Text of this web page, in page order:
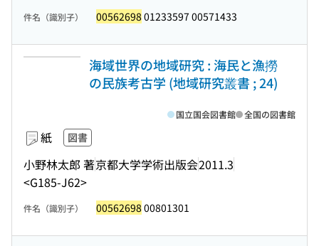
件名（識別子） 00562698 01233597 00571433
海域世界の地域研究 : 海民と漁撈
の民族考古学 (地域研究叢書 ; 24)
紙 図書
小野林太郎 著京都大学学術出版会2011.3
<G185-J62>
国立国会図書館 全国の図書館
件名（識別子） 00562698 00801301